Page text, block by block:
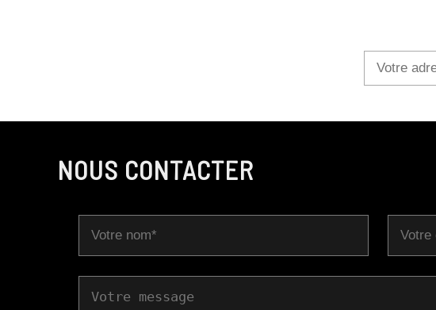
NOUS CONTACTER